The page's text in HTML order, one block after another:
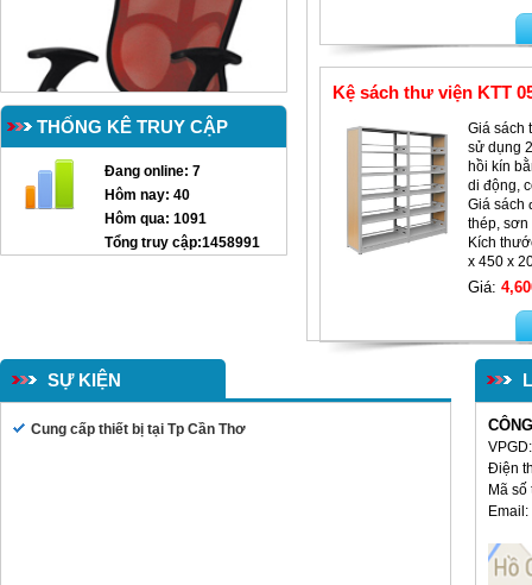
THỐNG KÊ TRUY CẬP
Đang online: 7
Hôm nay: 40
Hôm qua: 1091
Tổng truy cập:1458991
Kệ sách thư viện KTT
Giá sách
sử dụng
hồi kín
di động,
Giá sách
thép, sơn
Kích
x 450 x
Giá:
SỰ KIỆN
Cung cấp thiết bị tại Tp Cần Thơ
Điện
Mã
Email: